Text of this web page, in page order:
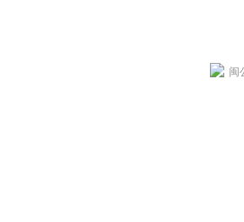
闽